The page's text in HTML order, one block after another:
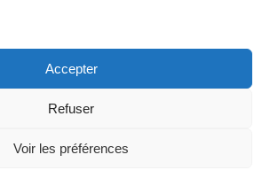
Accepter
Refuser
Voir les préférences
Se syndiquer en ligne
Nous contacter
Liens utiles